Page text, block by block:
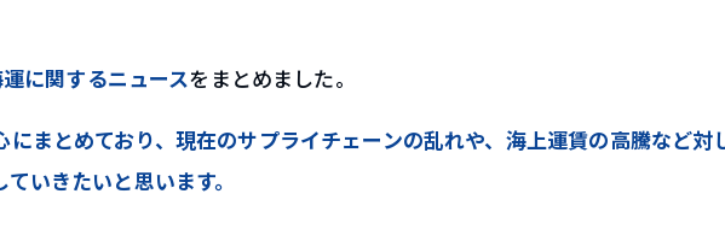
に関するニュースをまとめました。
まとめており、現在のサプライチェーンの乱れや、海上運賃の高騰など対
いきたいと思います。